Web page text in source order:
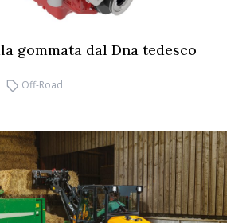
gommata dal Dna tedesco
Off-Road